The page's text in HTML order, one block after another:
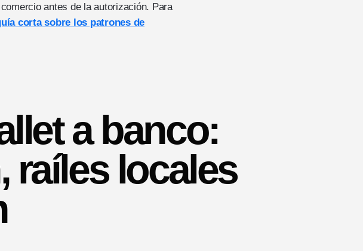
antes de la autorización. Para
corta sobre los patrones de
a banco:
raíles locales